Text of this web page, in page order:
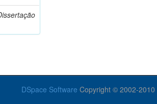
DSpace Software Copyright © 2002-2010